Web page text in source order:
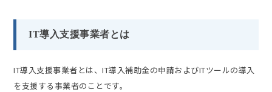
IT導入支援事業者とは
IT導入支援事業者とは、IT導入補助金の申請およびITツールの導入
を支援する事業者のことです。